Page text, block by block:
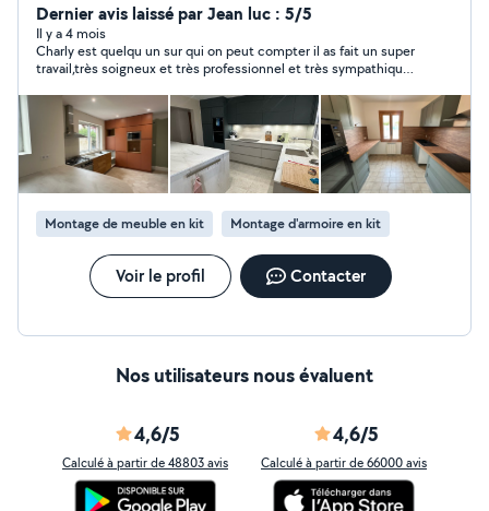
petites menuiseries sur mesure. Je customise
également du mobilier avec du covering et suis labellisé
par Coverstyle. Ayant déjà rénové 1 appartement et une
maison complète, Je suis également en mesure
d'intervenir sur l'isolation, le placo, la plomberie et la
serrurerie. Equipé d'un camion 11 m3 et d'une remorque,
je peux vous débarrasser ou vous livrer. Diplômé
paysagiste et expérimenté en contrat durant 6 ans, je
fais également : Arrosage automatique - Terrasse bois -
Pergola - Abris de jardin - clôture - gazon synthetique -
et Terrassement à la mini pelle. (Caces valide). La
reconversion de paysagiste à Menuisier Agenceur s'est
faite grâce a ma passion de valoriser des camions en
vans aménagés. Possibilité prestation horaire ou tarif
que via CESU.
Dernier avis laissé par Jean luc : 5/5
Il y a 4 mois
Charly est quelqu un sur qui on peut compter il as fait un super
travail,très soigneux et très professionnel et très sympathique
Montage de meuble en kit Montage d'armoire en kit
Voir le profil Contacter
Nos utilisateurs nous évaluent
4,6/5
Calculé à partir de 48803 avis
4,6/5
Calculé à partir de 66000 avis